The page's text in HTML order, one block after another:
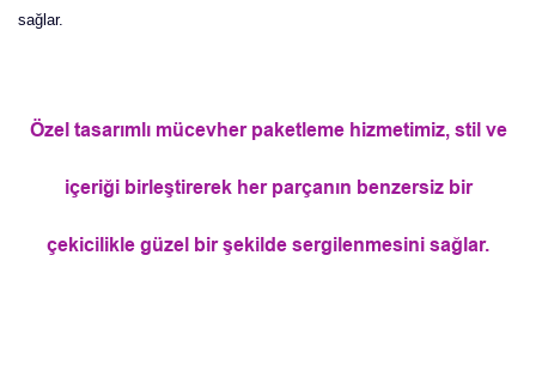
sağlar.
Özel tasarımlı mücevher paketleme hizmetimiz, stil ve
içeriği birleştirerek her parçanın benzersiz bir
çekicilikle güzel bir şekilde sergilenmesini sağlar.